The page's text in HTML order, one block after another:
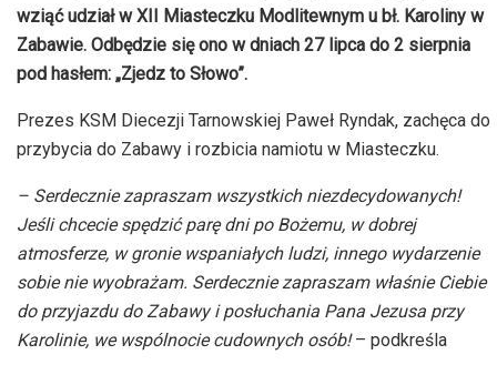
wziąć udział w XII Miasteczku Modlitewnym u bł. Karoliny w
Zabawie. Odbędzie się ono w dniach 27 lipca do 2 sierpnia
pod hasłem: „Zjedz to Słowo”.
Prezes KSM Diecezji Tarnowskiej Paweł Ryndak, zachęca do
przybycia do Zabawy i rozbicia namiotu w Miasteczku.
– Serdecznie zapraszam wszystkich niezdecydowanych!
Jeśli chcecie spędzić parę dni po Bożemu, w dobrej
atmosferze, w gronie wspaniałych ludzi, innego wydarzenie
sobie nie wyobrażam. Serdecznie zapraszam właśnie Ciebie
do przyjazdu do Zabawy i posłuchania Pana Jezusa przy
Karolinie, we wspólnocie cudownych osób!– podkreśla